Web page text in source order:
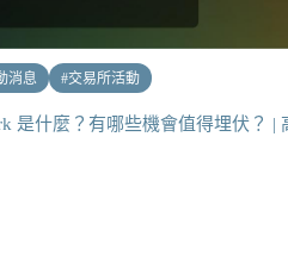
消息 #交易所活動
是什麼？有哪些機會值得埋伏？ |